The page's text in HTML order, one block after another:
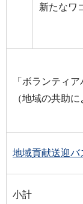
新たなワ
「ボランティ
（地域の共助に
地域貢献送迎バ
小計